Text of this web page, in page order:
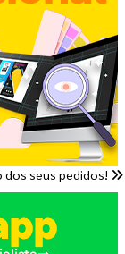
dos seus pedidos!